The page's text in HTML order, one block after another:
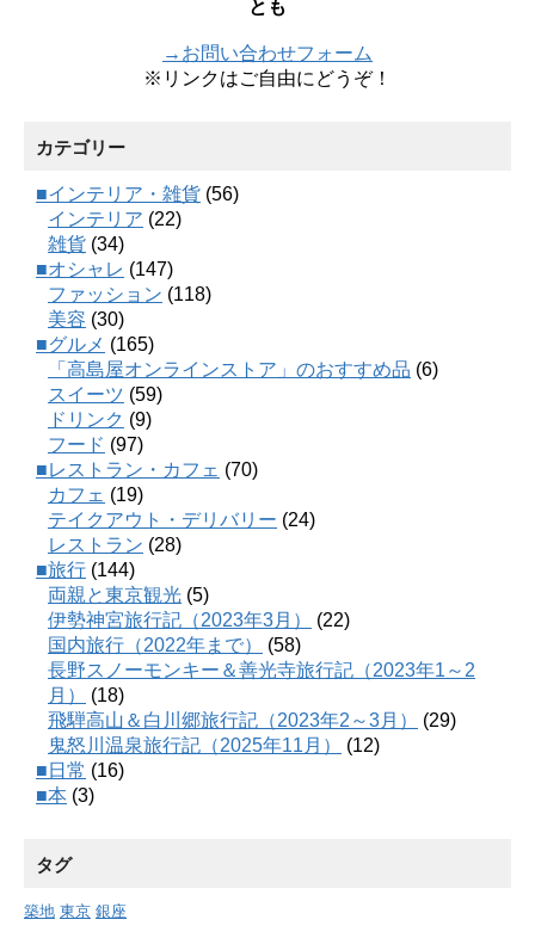
とも
→お問い合わせフォーム
※リンクはご自由にどうぞ！
カテゴリー
■インテリア・雑貨 (56)
インテリア (22)
雑貨 (34)
■オシャレ (147)
ファッション (118)
美容 (30)
■グルメ (165)
「高島屋オンラインストア」のおすすめ品 (6)
スイーツ (59)
ドリンク (9)
フード (97)
■レストラン・カフェ (70)
カフェ (19)
テイクアウト・デリバリー (24)
レストラン (28)
■旅行 (144)
両親と東京観光 (5)
伊勢神宮旅行記（2023年3月）
(22)
国内旅行（2022年まで）
(58)
長野スノーモンキー＆善光寺旅行記（2023年1～2
月）
(18)
飛騨高山＆白川郷旅行記（2023年2～3月）
(29)
鬼怒川温泉旅行記（2025年11月）
(12)
■日常 (16)
■本 (3)
タグ
築地 東京 銀座